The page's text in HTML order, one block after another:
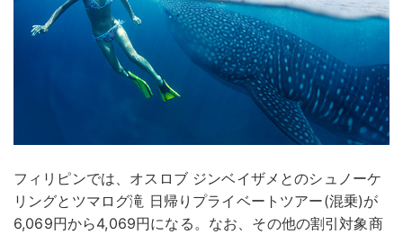
フィリピンでは、オスロブ ジンベイザメとのシュノーケ
リングとツマログ滝 日帰りプライベートツアー(混乗)が
6,069円から4,069円になる。なお、その他の割引対象商